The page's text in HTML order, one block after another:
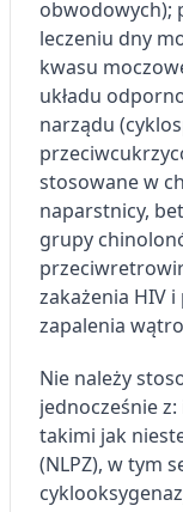
obwodowych);
leczeniu dny
kwasu
układu
narządu
stosowane w
naparstnicy,
grupy
zakażenia HIV
zapalenia
Nie należy
jednocześnie
takimi jak
(NLPZ), w tym
Tworzenie profili
Pomiar
Pomiar
Rozumienie
kombinacji
Rozwój i
wyboru treści
Funkcje specjalne IAB:
Użycie